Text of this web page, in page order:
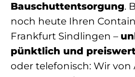
Bauschuttentsorgung.
noch heute Ihren
Frankfurt Sindlingen –
pünktlich und
oder telefonisch: Wir von